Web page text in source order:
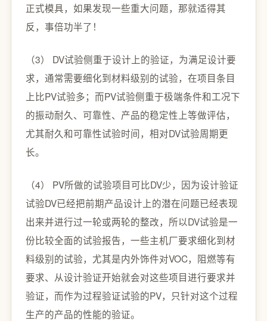
正式模具，如果发现一些重大问题，那就适得其
反，事倍功半了！
（3） DV试验侧重于设计上的验证，为满足设计要
求，通常需要细化到材料级别的试验，在项目条目
上比PV试验多；而PV试验侧重于极端条件和工况下
的振动耐久、可靠性、产品的稳定性上等做评估，
尤其耐久和可靠性试验时间，相对DV试验周期更
长。
（4） PV所做的试验项目可比DV少，因为设计验证
试验DV已经把前期产品设计上的潜在问题已经表现
出来并进行过一轮或两轮的整改，所以DV试验是一
份比较全面的试验报告，一些主机厂要求细化到材
料级别的试验，尤其是内外饰件对VOC，阻燃等有
要求、从设计验证开始就会对这些项目进行要求并
验证，而作为过程验证试验的PV，只针对这个过程
生产的产品的性能的验证。